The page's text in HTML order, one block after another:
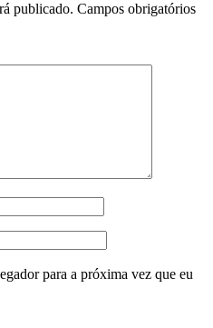
publicado. Campos obrigatórios
para a próxima vez que eu